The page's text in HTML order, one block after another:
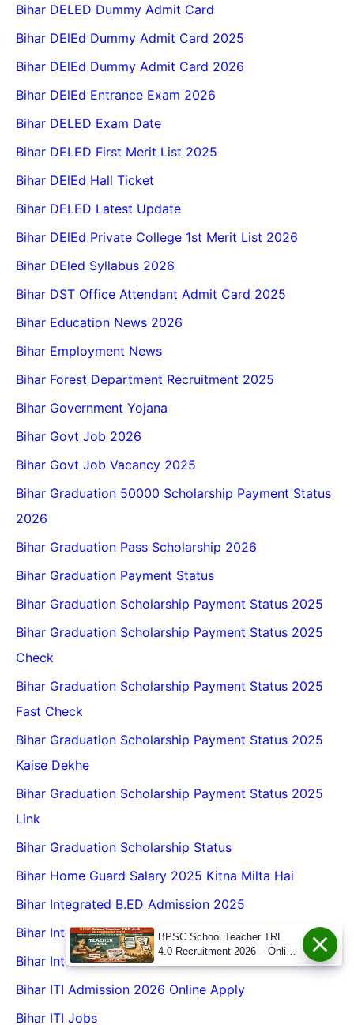
Bihar DELED Dummy Admit Card
Bihar DElEd Dummy Admit Card 2025
Bihar DElEd Dummy Admit Card 2026
Bihar DElEd Entrance Exam 2026
Bihar DELED Exam Date
Bihar DELED First Merit List 2025
Bihar DElEd Hall Ticket
Bihar DELED Latest Update
Bihar DElEd Private College 1st Merit List 2026
Bihar DEled Syllabus 2026
Bihar DST Office Attendant Admit Card 2025
Bihar Education News 2026
Bihar Employment News
Bihar Forest Department Recruitment 2025
Bihar Government Yojana
Bihar Govt Job 2026
Bihar Govt Job Vacancy 2025
Bihar Graduation 50000 Scholarship Payment Status
2026
Bihar Graduation Pass Scholarship 2026
Bihar Graduation Payment Status
Bihar Graduation Scholarship Payment Status 2025
Bihar Graduation Scholarship Payment Status 2025
Check
Bihar Graduation Scholarship Payment Status 2025
Fast Check
Bihar Graduation Scholarship Payment Status 2025
Kaise Dekhe
Bihar Graduation Scholarship Payment Status 2025
Link
Bihar Graduation Scholarship Status
Bihar Home Guard Salary 2025 Kitna Milta Hai
Bihar Integrated B.ED Admission 2025
Bihar Inter
Bihar Inter Level Job
Bihar ITI Admission 2026 Online Apply
Bihar ITI Jobs
BPSC School Teacher TRE
4.0 Recruitment 2026 – Online
Form, Eligibility, Vacancy,